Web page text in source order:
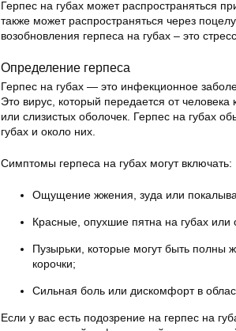
Герпес на губах может распространяться
также может распространяться через
возобновления герпеса на губах – это
Определение герпеса
Герпес на губах — это инфекционное
Это вирус, который передается от
или слизистых оболочек. Герпес на губах
губах и около них.
Симптомы герпеса на губах могут включать:
Ощущение жжения, зуда или
Красные, опухшие пятна на губах или
Пузырьки, которые могут быть полны
корочки;
Сильная боль или дискомфорт в
Если у вас есть подозрение на герпес на